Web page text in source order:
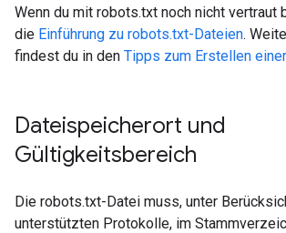
Wenn du mit robots.txt noch nicht vertraut
die Einführung zu robots.txt-Dateien.
findest du in den Tipps zum Erstellen
Dateispeicherort und
Gültigkeitsbereich
Die robots.txt-Datei muss, unter
unterstützten Protokolle, im